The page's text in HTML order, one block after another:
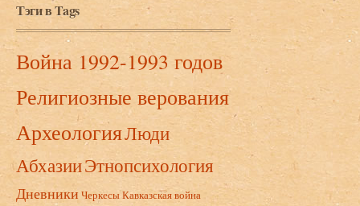
Тэги в Tags
Война 1992-1993 годов
Религиозные верования
АрхеологияЛюди
АбхазииЭтнопсихология
Дневники ЧеркесыКавказская война